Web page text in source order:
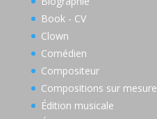
Book - CV
Clown
Comédien
Compositeur
Compositions sur mesure
Édition musicale